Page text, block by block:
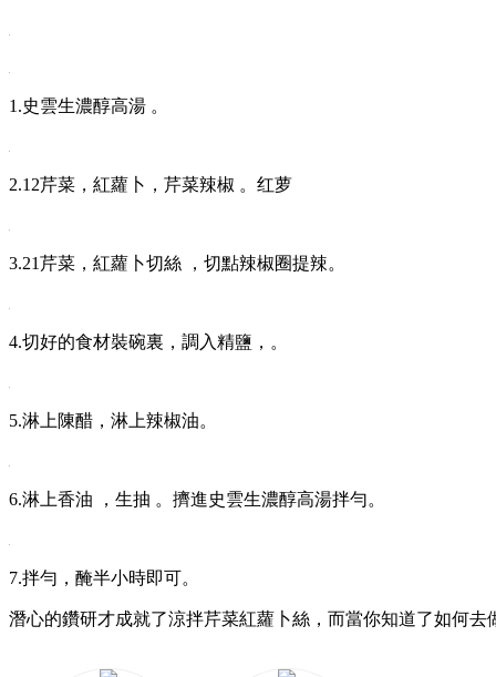
1.史雲生濃醇高湯  。
2.12芹菜 ，紅蘿卜，芹菜辣椒 。红萝
3.21芹菜，紅蘿卜切絲 ，切點辣椒圈提辣。
4.切好的食材裝碗裏，調入精鹽，。
5.淋上陳醋 ，淋上辣椒油。
6.淋上香油 ，生抽 。擠進史雲生濃醇高湯拌勻。
7.拌勻，醃半小時即可 。
潛心的鑽研才成就了涼拌芹菜紅蘿卜絲，而當你知道了如何去做之